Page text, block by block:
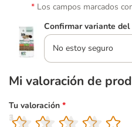
Los campos marcados
Confirmar variante del
No estoy seguro
Mi valoración de
Tu valoración *
1
2
3
4
5